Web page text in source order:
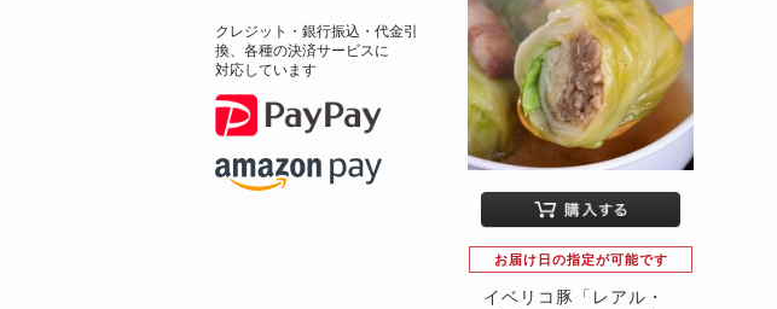
お届け日の指定が可能です
イベリコ豚「レアル・
クレジット・銀行振込・代金引
換、各種の決済サービスに
対応しています